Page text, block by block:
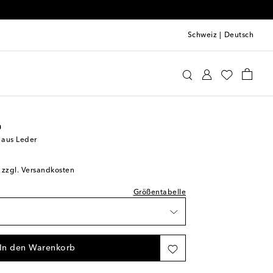
Schweiz Deutsch
Leder
Versandkosten
Größentabelle
normal aus
In den Warenkorb